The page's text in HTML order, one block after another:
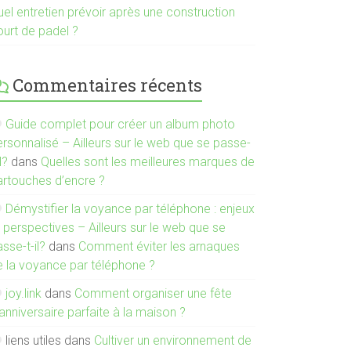
entretien prévoir après une construction
de padel ?
Commentaires récents
Guide complet pour créer un album photo
– Ailleurs sur le web que se passe-
dans Quelles sont les meilleures marques de
d’encre ?
Démystifier la voyance par téléphone : enjeux
perspectives – Ailleurs sur le web que se
t-il? dans Comment éviter les arnaques
la voyance par téléphone ?
joy.link dans Comment organiser une fête
parfaite à la maison ?
liens utiles dans Cultiver un environnement de